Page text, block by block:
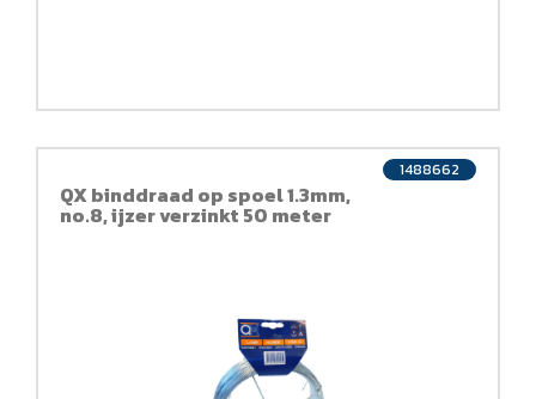
QX binddraad op spoel 1.3mm,
no.8, ijzer verzinkt 50 meter
1488662